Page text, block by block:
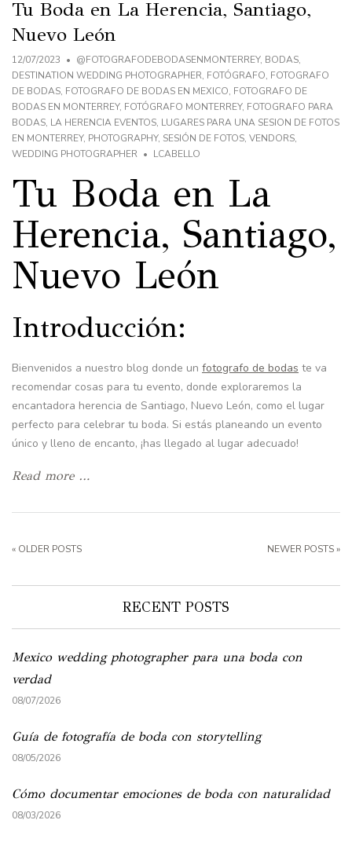
Tu Boda en La Herencia, Santiago,
Nuevo León
12/07/2023 @FOTOGRAFODEBODASENMONTERREY, BODAS,
DESTINATION WEDDING PHOTOGRAPHER, FOTÓGRAFO, FOTOGRAFO
DE BODAS, FOTOGRAFO DE BODAS EN MEXICO, FOTOGRAFO DE
BODAS EN MONTERREY, FOTÓGRAFO MONTERREY, FOTOGRAFO PARA
BODAS, LA HERENCIA EVENTOS, LUGARES PARA UNA SESION DE FOTOS
EN MONTERREY, PHOTOGRAPHY, SESIÓN DE FOTOS, VENDORS,
WEDDING PHOTOGRAPHER
LCABELLO
Tu Boda en La
Herencia, Santiago,
Nuevo León
Introducción:
Bienvenidos a nuestro blog donde un fotografo de bodas te va
recomendar cosas para tu evento, donde exploraremos la
encantadora herencia de Santiago, Nuevo León, como el lugar
perfecto para celebrar tu boda. Si estás planeando un evento
único y lleno de encanto, ¡has llegado al lugar adecuado!
Read more …
« OLDER POSTS NEWER POSTS »
RECENT POSTS
Mexico wedding photographer para una boda con
verdad
08/07/2026
Guía de fotografía de boda con storytelling
08/05/2026
Cómo documentar emociones de boda con naturalidad
08/03/2026